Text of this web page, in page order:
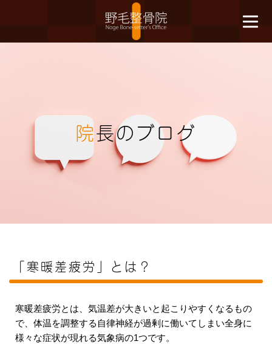
院長のブログ
「寒暖差疲労」とは？
寒暖差疲労とは、気温差が大きいと起こりやすくなるもの
で、体温を調整する自律神経が過剰に働いてしまい全身に
様々な症状が現れる気象病の1つです。